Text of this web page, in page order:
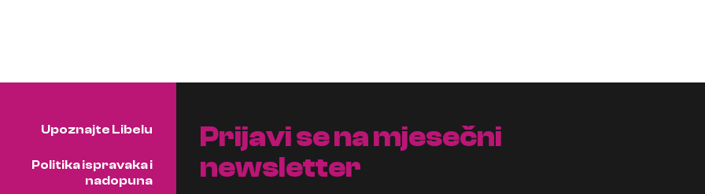
Upoznajte Libelu
Politika ispravaka i
nadopuna
Prijavi se na mjesečni
newsletter